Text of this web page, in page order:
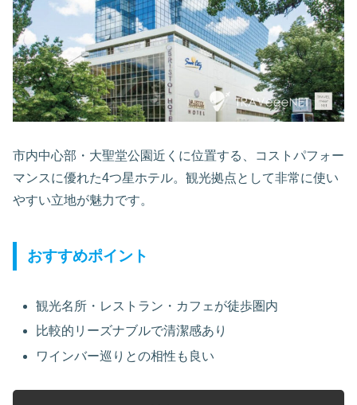
市内中心部・大聖堂公園近くに位置する、コストパフォー
マンスに優れた4つ星ホテル。観光拠点として非常に使い
やすい立地が魅力です。
おすすめポイント
観光名所・レストラン・カフェが徒歩圏内
比較的リーズナブルで清潔感あり
ワインバー巡りとの相性も良い